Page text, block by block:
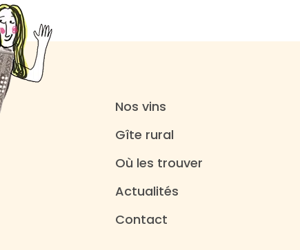
Nos vins
Gîte rural
Où les trouver
Actualités
Contact